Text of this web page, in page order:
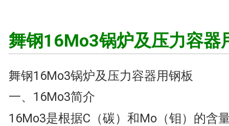
舞钢16Mo3锅炉及压力容器
舞钢16Mo3锅炉及压力容器用钢板
一、16Mo3简介
16Mo3是根据C（碳）和Mo（钼）的含